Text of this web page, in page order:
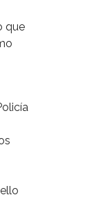
que